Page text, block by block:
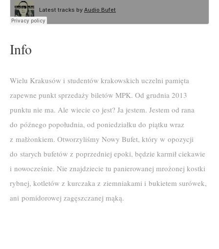
Info
Wielu Krakusów i studentów krakowskich uczelni pamięta
zapewne punkt sprzedaży biletów MPK. Od grudnia 2013
punktu nie ma. Ale wiecie co jest? Ja jestem. Jestem od rana
do późnego popołudnia, od poniedziałku do piątku wraz
z małżonkiem. Otworzyliśmy Nowy Bufet, który w opozycji
do starych bufetów z poprzedniej epoki, będzie karmił ciekawie
i nowocześnie. Nie znajdziecie tu panierowanej mrożonej kostki
rybnej, kotletów z kurczaka z ziemniakami i bukietem surówek,
ani pomidorowej zagęszczanej mąką.